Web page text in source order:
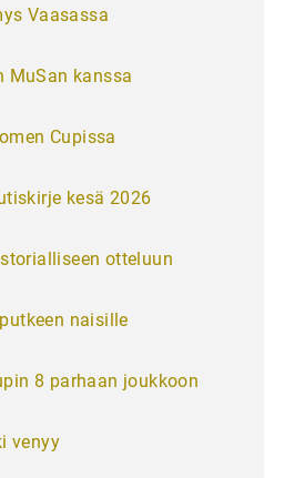
Vaasassa
MuSan kanssa
Cupissa
kesä 2026
otteluun
naisille
8 parhaan joukkoon
venyy